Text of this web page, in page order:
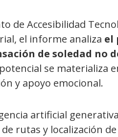
de Accesibilidad
el informe analiza el
de soledad no
se materializa
y apoyo emocional.
artificial
rutas y localización